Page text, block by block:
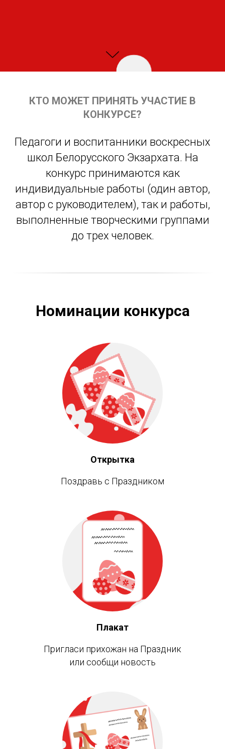
КТО МОЖЕТ ПРИНЯТЬ УЧАСТИЕ В
КОНКУРСЕ?
Педагоги и воспитанники воскресных
школ Белорусского Экзархата. На
конкурс принимаются как
индивидуальные работы (один автор,
автор с руководителем), так и работы,
выполненные творческими группами
до трех человек.
Номинации конкурса
Открытка
Поздравь с Праздником
Плакат
Пригласи прихожан на Праздник
или сообщи новость